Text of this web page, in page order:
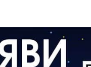
так как видели
труда»